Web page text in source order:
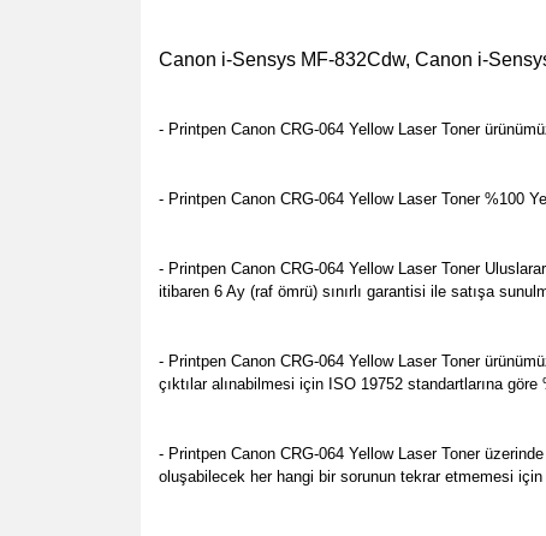
Canon i-Sensys MF-832Cdw, Canon i-
- Printpen Canon CRG-064 Yellow Laser Toner
- Printpen Canon CRG-064 Yellow Laser Toner %100
- Printpen Canon CRG-064 Yellow Laser Toner
itibaren 6 Ay (raf ömrü) sınırlı garantisi ile satışa
- Printpen Canon CRG-064 Yellow Laser Toner
çıktılar alınabilmesi için ISO 19752 standartlarına
- Printpen Canon CRG-064 Yellow Laser Toner
oluşabilecek her hangi bir sorunun tekrar etmemesi